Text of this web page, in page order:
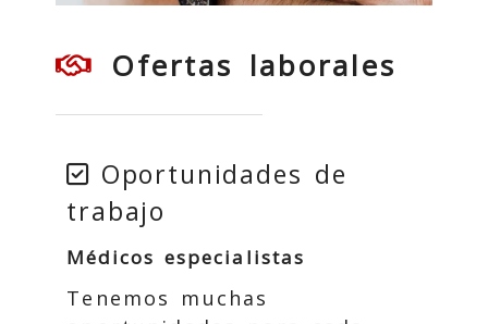
Ofertas laborales
Oportunidades de
trabajo
Médicos especialistas
Tenemos muchas